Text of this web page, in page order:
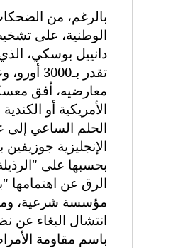
بالرغم، من
الوطنية، على
دانييل بوسكي،
تقدر
معارضيه، أفق
الأمريكية أو
الإنجليزية
الرق عن اهتمامها
مؤسسة شرعية،
انتشال البغاء عن
باسم مقاومة